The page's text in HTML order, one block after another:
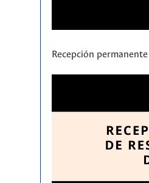
Recepción